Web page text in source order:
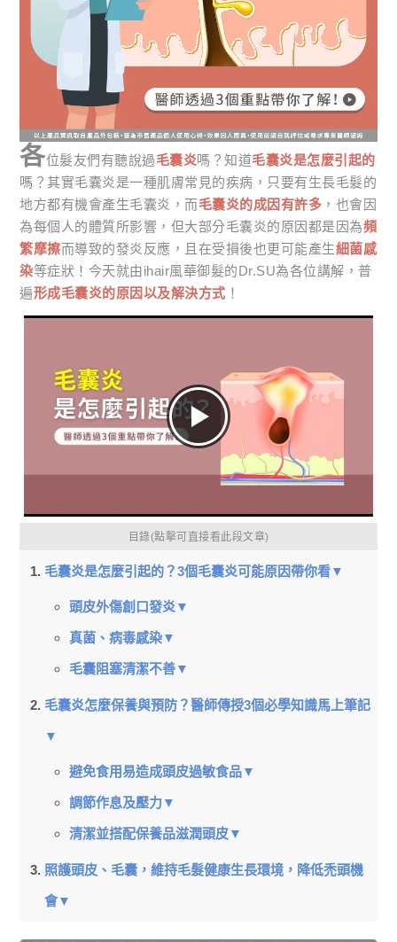
各位髮友們有聽說過毛囊炎嗎？知道毛囊炎是怎麼引起的
嗎？其實毛囊炎是一種肌膚常見的疾病，只要有生長毛髮的
地方都有機會產生毛囊炎，而毛囊炎的成因有許多 ，也會因
為每個人的體質所影響，但大部分毛囊炎的原因都是因為頻
繁摩擦而導致的發炎反應，且在受損後也更可能產生細菌感
染等症狀！今天就由ihair風華御髮的Dr.SU為各位講解，普
遍形成毛囊炎的原因以及解決方式 ！
目錄(點擊可直接看此段文章)
毛囊炎是怎麼引起的？3個毛囊炎可能原因帶你看▼
頭皮外傷創口發炎▼
真菌、病毒感染▼
毛囊阻塞清潔不善▼
毛囊炎怎麼保養與預防？醫師傳授3個必學知識馬上筆記
▼
避免食用易造成頭皮過敏食品▼
調節作息及壓力▼
清潔並搭配保養品滋潤頭皮▼
照護頭皮、毛囊，維持毛髮健康生長環境，降低禿頭機
會▼